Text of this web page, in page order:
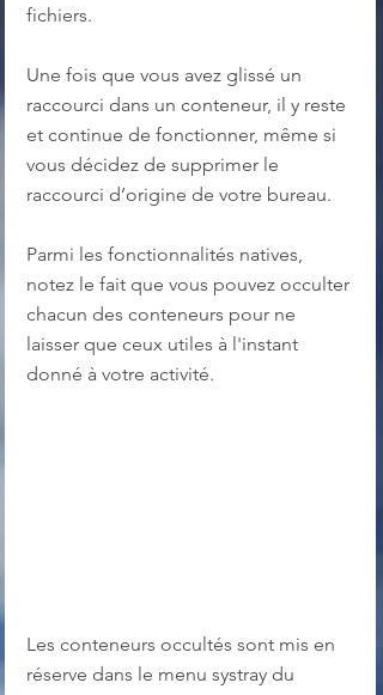
fichiers.
Une fois que vous avez glissé un
raccourci dans un conteneur, il y reste
et continue de fonctionner, même si
vous décidez de supprimer le
raccourci d’origine de votre bureau.
Parmi les fonctionnalités natives,
notez le fait que vous pouvez occulter
chacun des conteneurs pour ne
laisser que ceux utiles à l'instant
donné à votre activité.
Les conteneurs occultés sont mis en
réserve dans le menu systray du